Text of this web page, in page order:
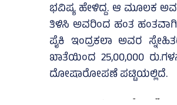
ಭವಿಷ್ಯ ಹೇಳಿದ್ದ. ಆ ಮೂಲಕ
ತಿಳಿಸಿ ಅವರಿಂದ ಹಂತ ಹಂತವಾಗಿ
ಪೈಕಿ ಇಂದ್ರಕಲಾ ಅವರ
ಖಾತೆಯಿಂದ 25,00,000
ದೋಷಾರೋಪಣೆ ಪಟ್ಟಿಯಲ್ಲಿದೆ.